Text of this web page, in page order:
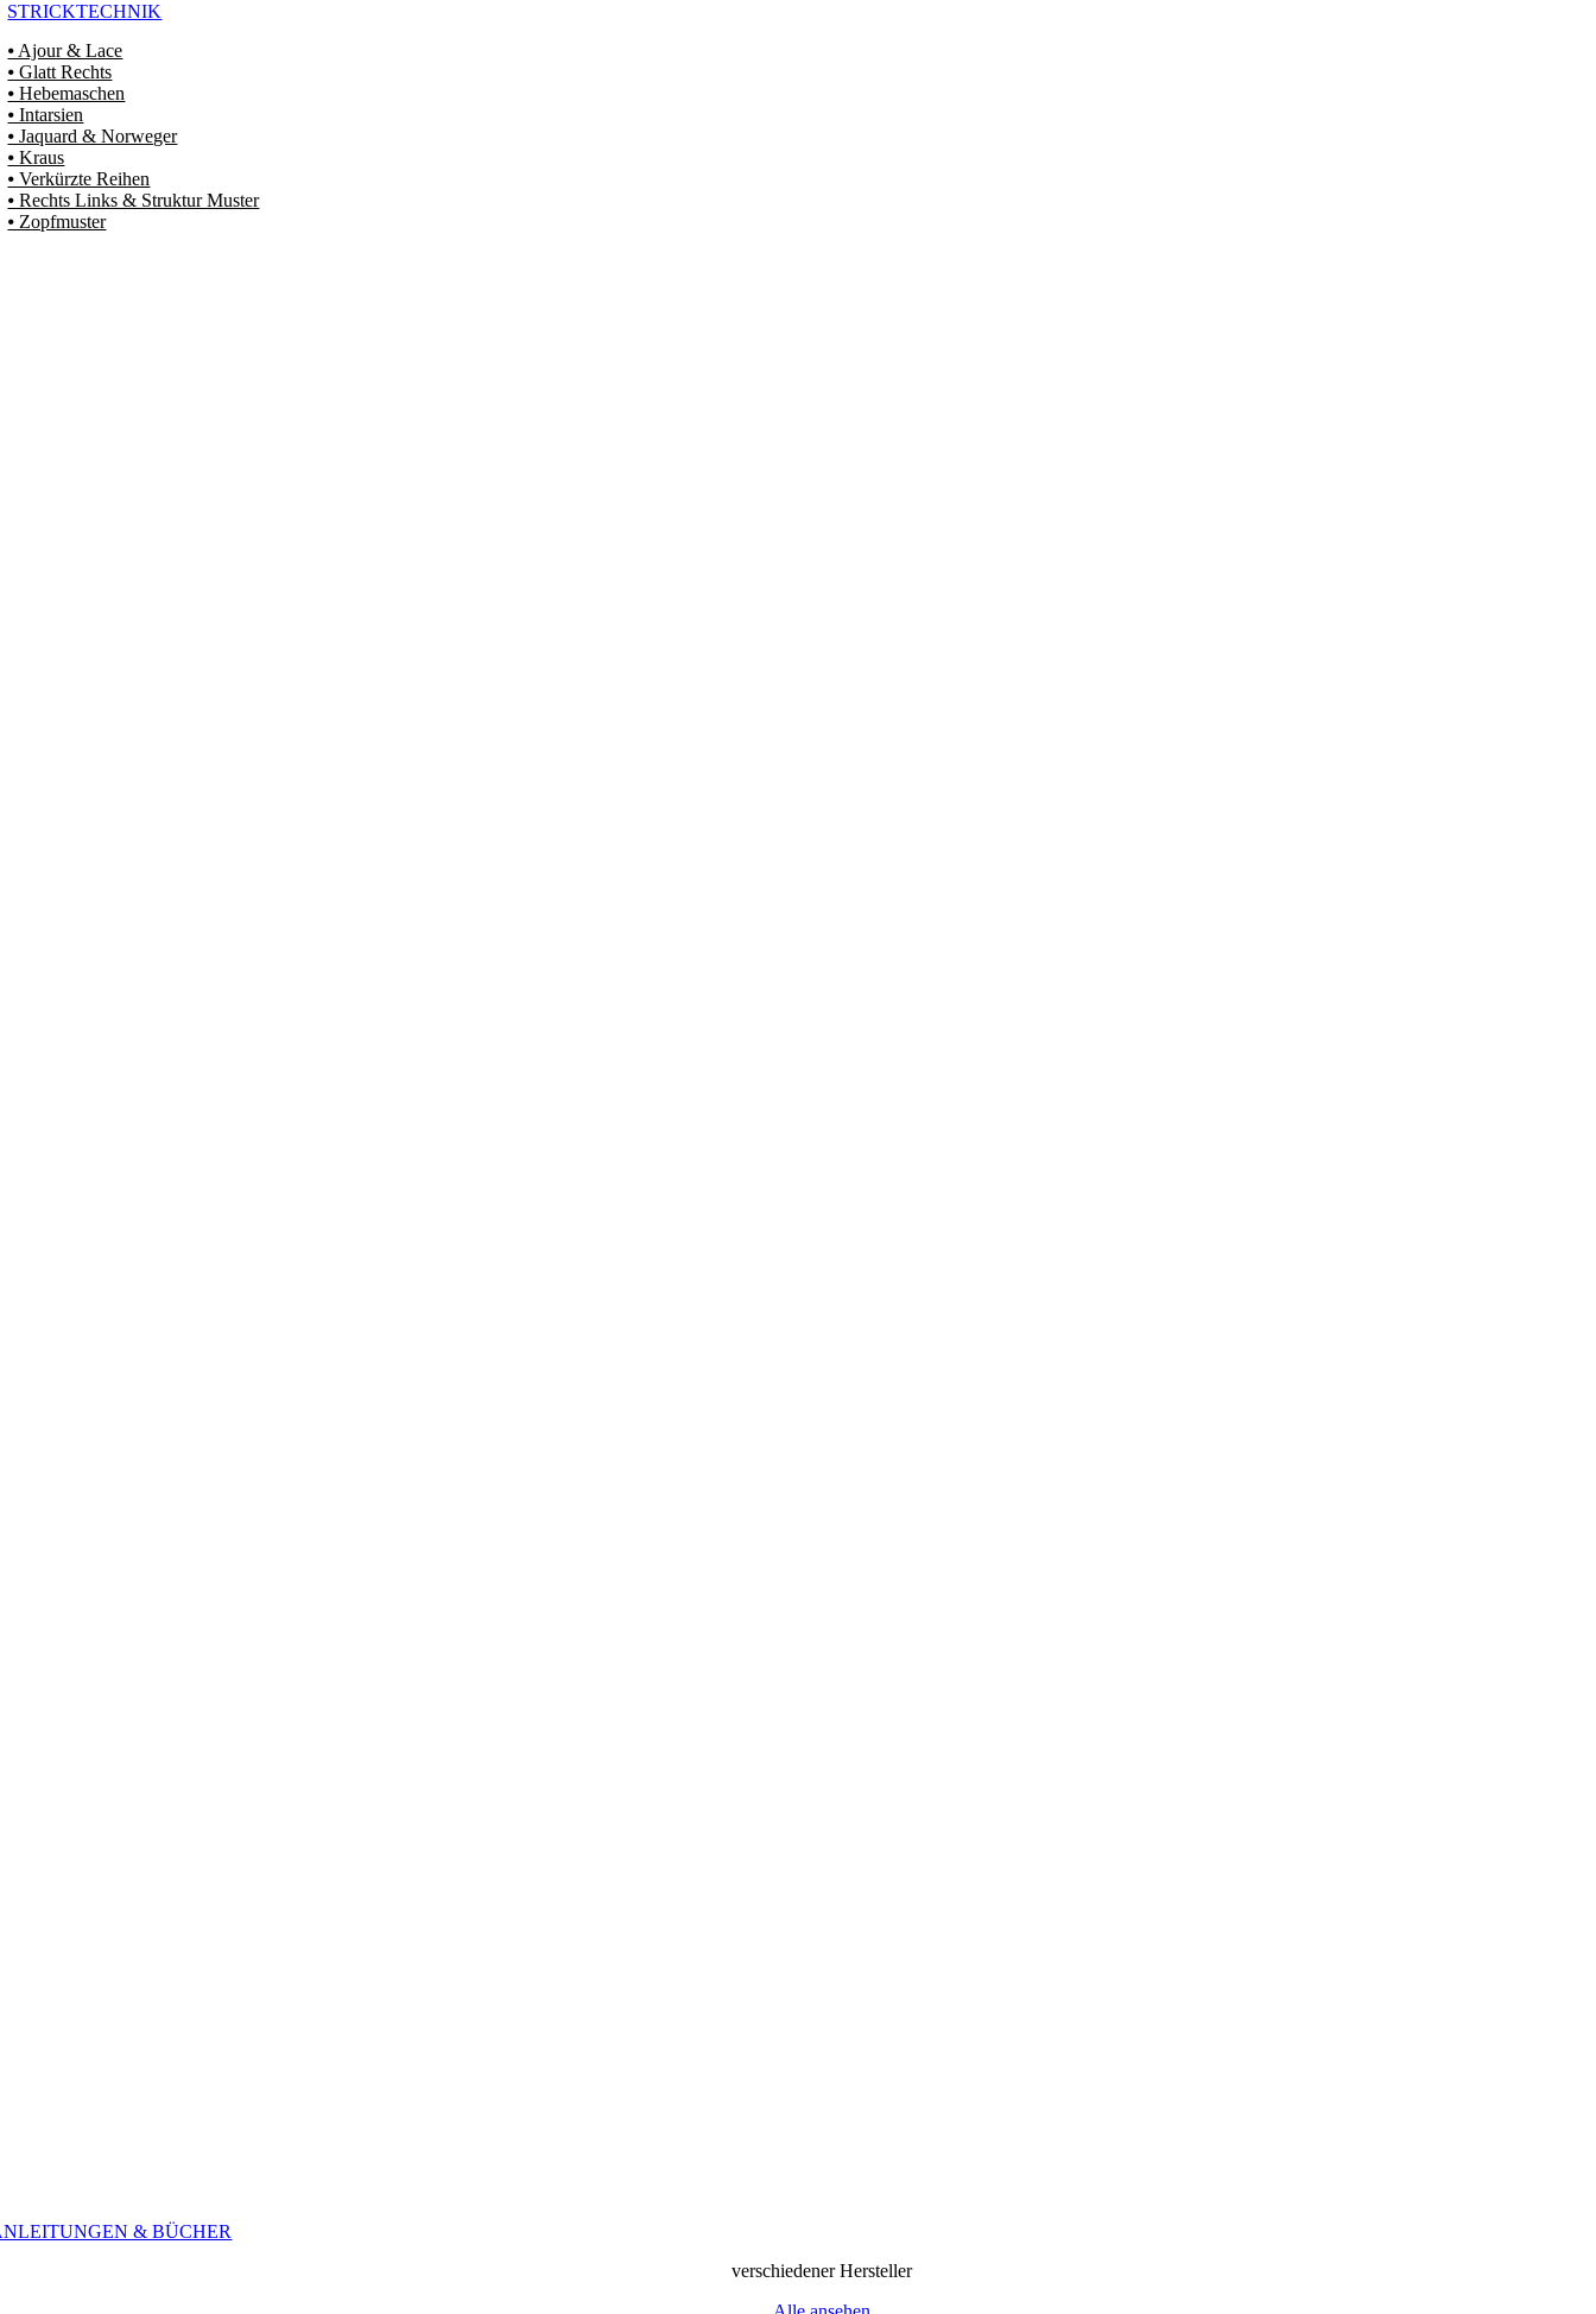
STRICKTECHNIK
⦁ Ajour & Lace
⦁ Glatt Rechts
⦁ Hebemaschen
⦁ Intarsien
⦁ Jaquard & Norweger
⦁ Kraus
⦁ Verkürzte Reihen
⦁ Rechts Links & Struktur Muster
⦁ Zopfmuster
& BÜCHER
verschiedener Hersteller